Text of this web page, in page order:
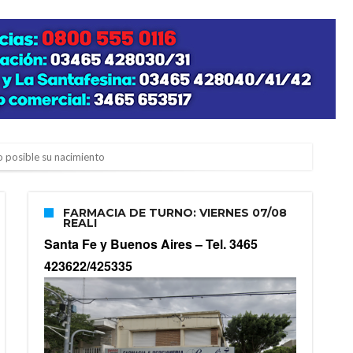
posible su nacimiento
FARMACIA DE TURNO: VIERNES 07/08
REALI
Santa Fe y Buenos Aires –Tel. 3465
423622/425335